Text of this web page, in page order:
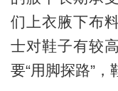
们上衣腋下布
士对鞋子有较
要“用脚探路”，